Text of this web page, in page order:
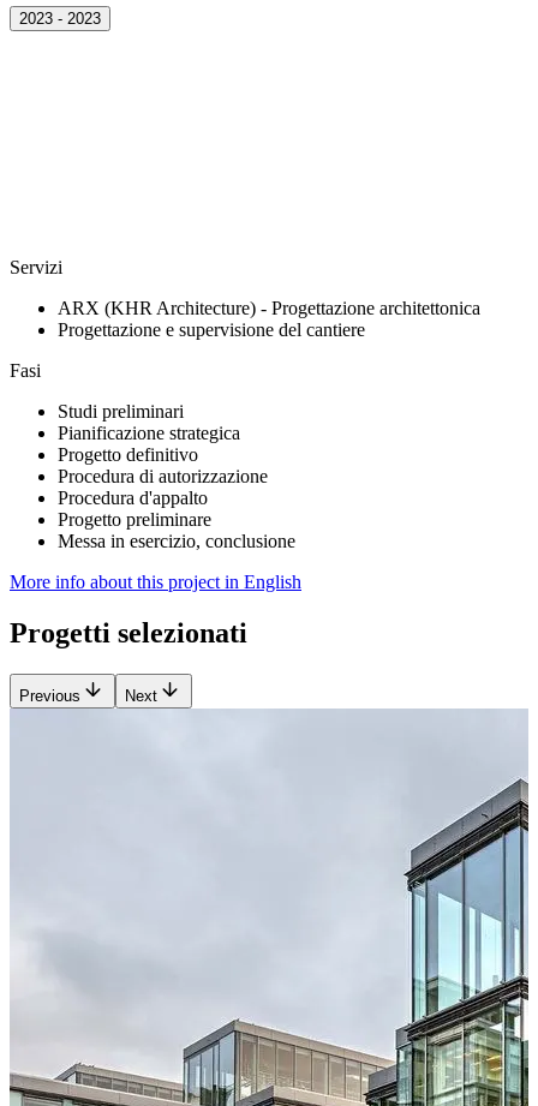
2023 - 2023
Servizi
ARX (KHR Architecture) - Progettazione architettonica
Progettazione e supervisione del cantiere
Fasi
Studi preliminari
Pianificazione strategica
Progetto definitivo
Procedura di autorizzazione
Procedura d'appalto
Progetto preliminare
Messa in esercizio, conclusione
More info about this project in English
Progetti selezionati
Previous Next